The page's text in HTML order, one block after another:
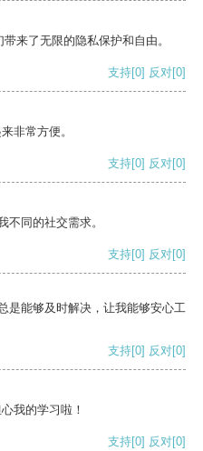
来了无限的隐私保护和自由。
支持[0] 反对[0]
非常方便。
支持[0] 反对[0]
不同的社交需求。
支持[0] 反对[0]
是能够及时解决，让我能够安心工
支持[0] 反对[0]
我的学习啦！
支持[0] 反对[0]